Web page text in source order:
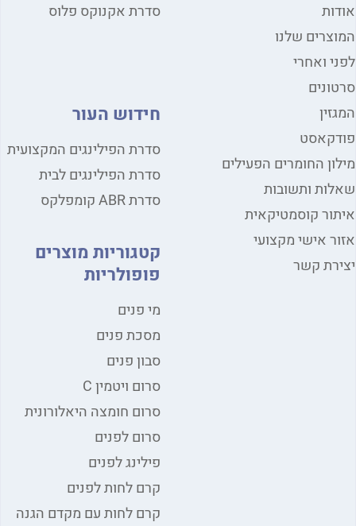
שלנו
ואחרי
החומרים הפעילים
ותשובות
קוסמטיקאית
אישי מקצועי
קשר
סדרת אקנוקס פלוס
חידוש העור
סדרת הפילינגים המקצועית
סדרת הפילינגים לבית
סדרת ABR קומפלקס
קטגוריות מוצרים
פופולריות
מי פנים
מסכת פנים
סבון פנים
סרום ויטמין C
סרום חומצה היאלורונית
סרום לפנים
פילינג לפנים
קרם לחות לפנים
קרם לחות עם מקדם הגנה